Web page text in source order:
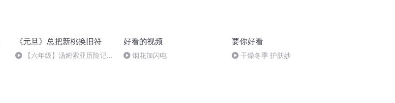
《元旦》总把新桃换旧符
【六年级】汤姆索亚历险记
好看的视频
烟花加闪电
要你好看
干燥冬季 护肤妙